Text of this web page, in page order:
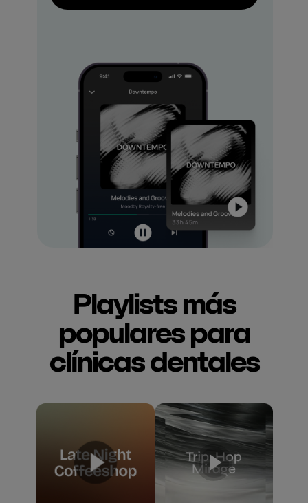
Playlists más
populares para
clínicas dentales